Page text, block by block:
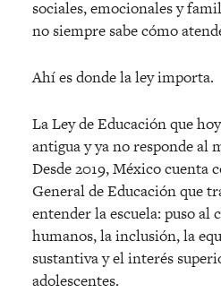
sociales, emocionales y
no siempre sabe cómo
Ahí es donde la ley importa.
La Ley de Educación que
antigua y ya no responde al
Desde 2019, México cuenta
General de Educación que
entender la escuela: puso al
humanos, la inclusión, la
sustantiva y el interés
adolescentes.